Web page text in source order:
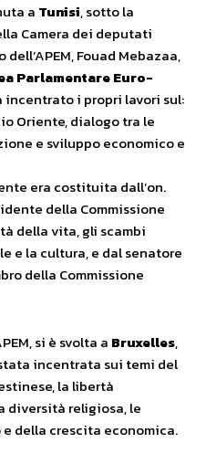
a Tunisi, sotto la
Camera dei deputati
Fouad Mebazaa,
Parlamentare Euro-
incentrato i propri lavori sul:
Oriente, dialogo tra le
e sviluppo economico e
era costituita dall’on.
della Commissione
della vita, gli scambi
e la cultura, e dal senatore
della Commissione
si è svolta a Bruxelles,
incentrata sui temi del
la libertà
diversità religiosa, le
della crescita economica.